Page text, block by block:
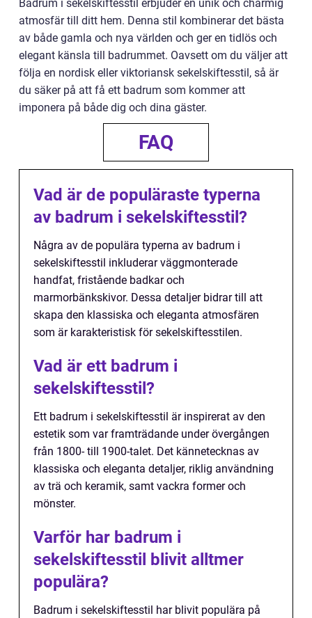
Badrum i sekelskiftesstil erbjuder en unik och charmig
atmosfär till ditt hem. Denna stil kombinerar det bästa
av både gamla och nya världen och ger en tidlös och
elegant känsla till badrummet. Oavsett om du väljer att
följa en nordisk eller viktoriansk sekelskiftesstil, så är
du säker på att få ett badrum som kommer att
imponera på både dig och dina gäster.
FAQ
Vad är de populäraste typerna
av badrum i sekelskiftesstil?
Några av de populära typerna av badrum i
sekelskiftesstil inkluderar väggmonterade
handfat, fristående badkar och
marmorbänkskivor. Dessa detaljer bidrar till att
skapa den klassiska och eleganta atmosfären
som är karakteristisk för sekelskiftesstilen.
Vad är ett badrum i
sekelskiftesstil?
Ett badrum i sekelskiftesstil är inspirerat av den
estetik som var framträdande under övergången
från 1800- till 1900-talet. Det kännetecknas av
klassiska och eleganta detaljer, riklig användning
av trä och keramik, samt vackra former och
mönster.
Varför har badrum i
sekelskiftesstil blivit alltmer
populära?
Badrum i sekelskiftesstil har blivit populära på